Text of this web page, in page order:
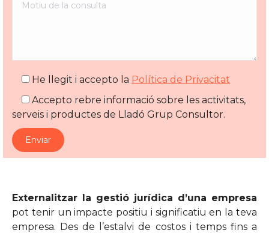
He llegit i accepto la Política de Privacitat
Accepto rebre informació sobre les activitats,
serveis i productes de Lladó Grup Consultor.
Externalitzar la gestió jurídica d’una empresa
pot tenir un impacte positiu i significatiu en la teva
empresa. Des de l’estalvi de costos i temps fins a